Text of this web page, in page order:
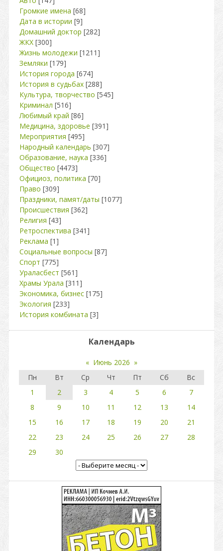
Громкие имена [68]
Дата в истории [9]
Домашний доктор [282]
ЖКХ [300]
Жизнь молодежи [1211]
Земляки [179]
История города [674]
История в судьбах [288]
Культура, творчество [545]
Криминал [516]
Любимый край [86]
Медицина, здоровье [391]
Мероприятия [495]
Народный календарь [307]
Образование, наука [336]
Общество [4473]
Официоз, политика [70]
Право [309]
Праздники, памят/даты [1077]
Происшествия [362]
Религия [43]
Ретроспектива [341]
Реклама [1]
Социальные вопросы [87]
Спорт [775]
Ураласбест [561]
Храмы Урала [311]
Экономика, бизнес [175]
Экология [233]
История комбината [3]
Календарь
« Июнь 2026 »
Пн
Вт Ср Чт Пт Сб
Вс
1
2 3 4 5 6
7
8
9 10 11 12 13
14
15
16 17 18 19 20
21
22
23 24 25 26 27
28
29
30